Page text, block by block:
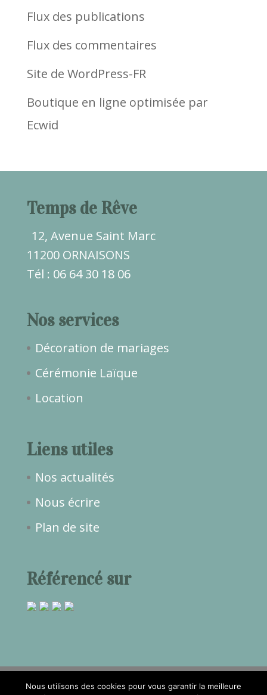
Flux des publications
Flux des commentaires
Site de WordPress-FR
Boutique en ligne optimisée par
Ecwid
Temps de Rêve
12, Avenue Saint Marc
11200 ORNAISONS
Tél : 06 64 30 18 06
Nos services
Décoration de mariages
Cérémonie Laïque
Location
Liens utiles
Nos actualités
Nous écrire
Plan de site
Référencé sur
Nous utilisons des cookies pour vous garantir la meilleure